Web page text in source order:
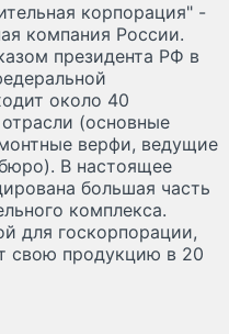
корпорация" -
компания России.
президента РФ в
около 40
(основные
верфи, ведущие
В настоящее
большая часть
комплекса.
для госкорпорации,
свою продукцию в 20